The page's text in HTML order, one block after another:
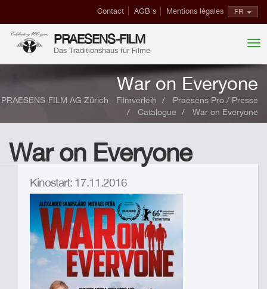
FR
Contact AGB's Mentions légales
PRAESENS-FILM
Das Traditionshaus für Filme
War on Everyone
PRAESENS-FILM AG Zürich - Filmverleih
Praesens Pro / Presse
Catalogue
War on Everyone
War on Everyone
Kinostart: 17.11.2016